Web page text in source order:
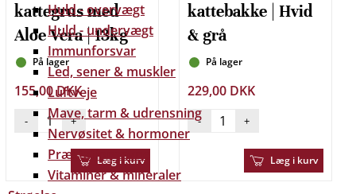
Huld - overvægt
Huld - undervægt
Immunforsvar
Led, sener & muskler
Luftveje
Mave, tarm & udrensning
Nervøsitet & hormoner
Præstationsevne
Vitaminer & mineraler
kattegrus med
Aloe Vera | 13kg
På lager
155,00 DKK
- +
Læg i kurv
kattebakke | Hvid
& grå
På lager
229,00 DKK
- +
Læg i kurv